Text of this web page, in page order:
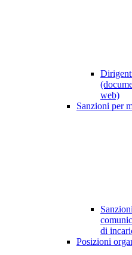
web)
Sanzioni per
di
Posizioni